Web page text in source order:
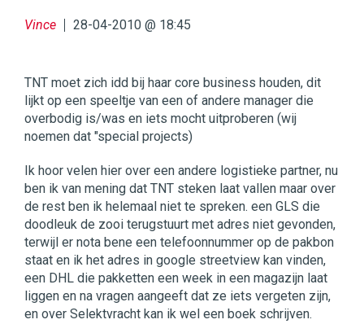
Vince 28-04-2010 @ 18:45
TNT moet zich idd bij haar core business houden, dit
lijkt op een speeltje van een of andere manager die
overbodig is/was en iets mocht uitproberen (wij
noemen dat "special projects)
Ik hoor velen hier over een andere logistieke partner, nu
ben ik van mening dat TNT steken laat vallen maar over
de rest ben ik helemaal niet te spreken. een GLS die
doodleuk de zooi terugstuurt met adres niet gevonden,
terwijl er nota bene een telefoonnummer op de pakbon
staat en ik het adres in google streetview kan vinden,
een DHL die pakketten een week in een magazijn laat
liggen en na vragen aangeeft dat ze iets vergeten zijn,
en over Selektvracht kan ik wel een boek schrijven.